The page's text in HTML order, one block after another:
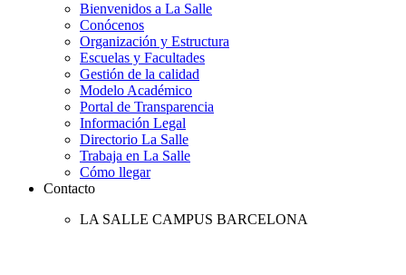
Bienvenidos a La Salle
Conócenos
Organización y Estructura
Escuelas y Facultades
Gestión de la calidad
Modelo Académico
Portal de Transparencia
Información Legal
Directorio La Salle
Trabaja en La Salle
Cómo llegar
Contacto
LA SALLE CAMPUS BARCELONA